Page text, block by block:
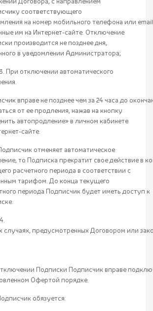
соответствующего
на номер мобильного телефона или
им на Интернет-сайте. Отключение
производится не позднее дня,
в уведомлении Администратора;
При отключении автоматического
вправе не позднее чем за 24 часа до
от ее продления, нажав на кнопку
автопродление» в личном кабинете
сайте.
отменяет автоматическое
то Подписка прекратит свое действие в
расчетного периода в соответствии с
тарифом. До конца текущего
периода Подписчик будет иметь доступ к
случаях, предусмотренных Договором или
Подписки Подписчик вправе
Офертой порядке.
обязуется: